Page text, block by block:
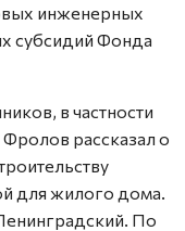
инженерных
субсидий Фонда
в частности
рассказал о
для жилого дома.
По